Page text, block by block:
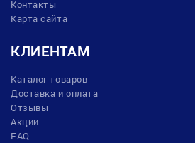
Контакты
Карта сайта
КЛИЕНТАМ
Каталог товаров
Доставка и оплата
Отзывы
Акции
FAQ